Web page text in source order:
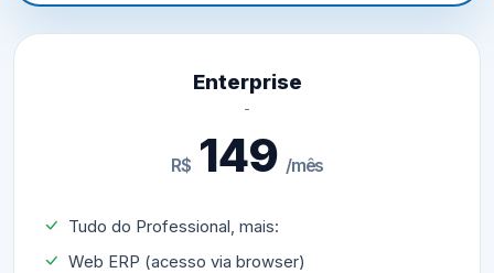
Enterprise
R$149 /mês
Tudo do Professional, mais:
Web ERP (acesso via browser)